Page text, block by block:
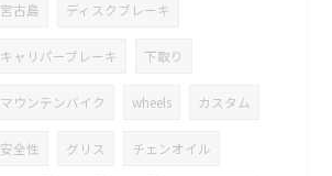
宮古島 ディスクブレーキ
キャリパーブレーキ 下取り
マウンテンバイク wheels カスタム
安全性 グリス チェンオイル